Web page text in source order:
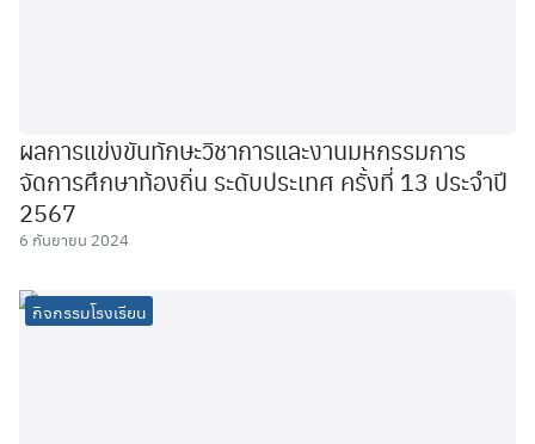
ผลการแข่งขันทักษะวิชาการและงานมหกรรมการ
จัดการศึกษาท้องถิ่น ระดับประเทศ ครั้งที่ 13 ประจำปี
2567
6 กันยายน 2024
กิจกรรมโรงเรียน